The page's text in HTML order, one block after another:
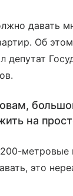
давать
Об
депутат
на
метровые
это